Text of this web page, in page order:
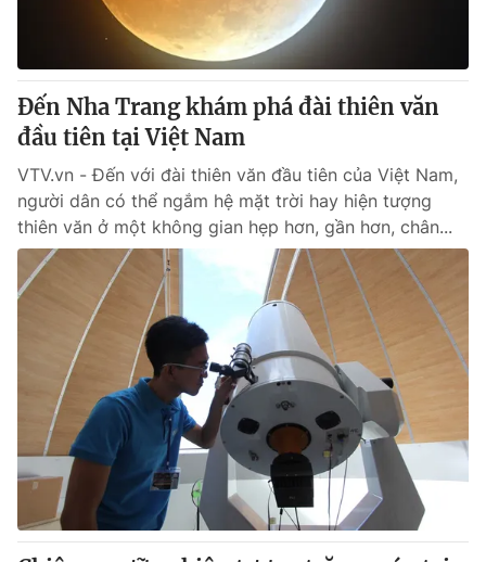
Đến Nha Trang khám phá đài thiên văn
đầu tiên tại Việt Nam
VTV.vn - Đến với đài thiên văn đầu tiên của Việt Nam,
người dân có thể ngắm hệ mặt trời hay hiện tượng
thiên văn ở một không gian hẹp hơn, gần hơn, chân...